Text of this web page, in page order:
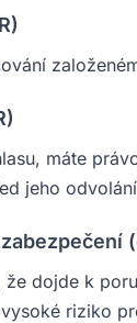
máte
jeho
dojde k
riziko